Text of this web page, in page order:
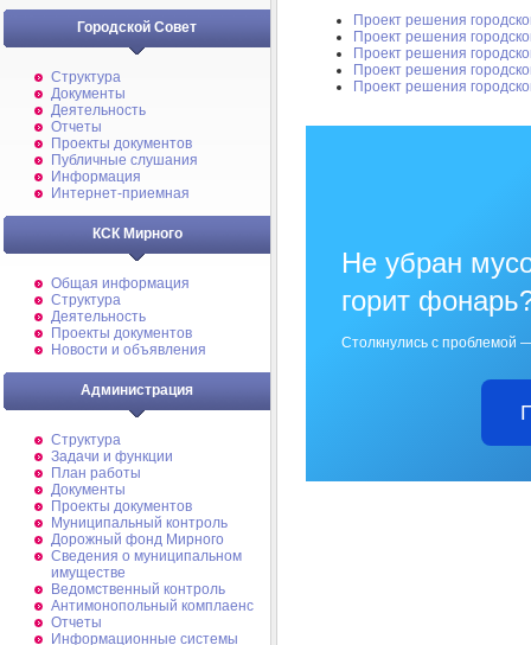
Городской Совет
Структура
Документы
Деятельность
Отчеты
Проекты документов
Публичные слушания
Информация
Интернет-приемная
КСК Мирного
Общая информация
Структура
Деятельность
Проекты документов
Новости и объявления
Администрация
Структура
Задачи и функции
План работы
Документы
Проекты документов
Муниципальный контроль
Дорожный фонд Мирного
Cведения о муниципальном
имуществе
Ведомственный контроль
Антимонопольный комплаенс
Отчеты
Информационные системы
Проект решения
Проект решения
Проект решения
Проект решения
Проект решения
Не убран
горит
Столкнулись с проблемой